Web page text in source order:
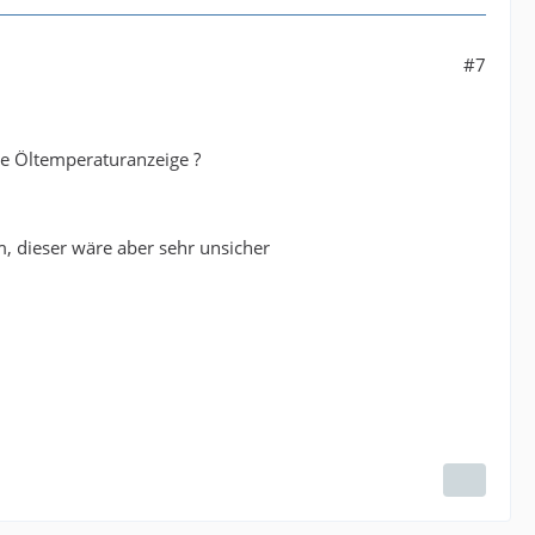
#7
Öltemperaturanzeige ?
dieser wäre aber sehr unsicher